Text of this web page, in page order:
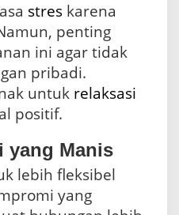
stres karena
penting
ini agar tidak
pribadi.
untuk relaksasi
positif.
yang Manis
lebih fleksibel
yang